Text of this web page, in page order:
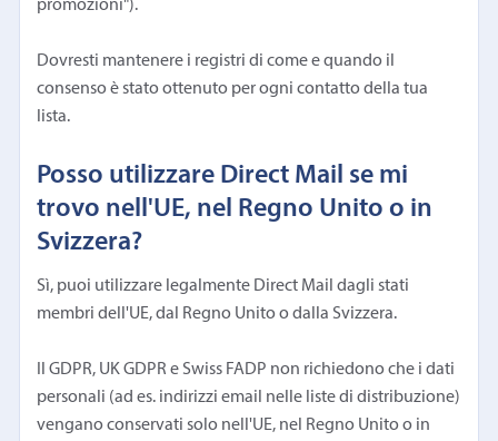
promozioni").
Dovresti mantenere i registri di come e quando il
consenso è stato ottenuto per ogni contatto della tua
lista.
Posso utilizzare Direct Mail se mi
trovo nell'UE, nel Regno Unito o in
Svizzera?
Sì, puoi utilizzare legalmente Direct Mail dagli stati
membri dell'UE, dal Regno Unito o dalla Svizzera.
Il GDPR, UK GDPR e Swiss FADP non richiedono che i dati
personali (ad es. indirizzi email nelle liste di distribuzione)
vengano conservati solo nell'UE, nel Regno Unito o in